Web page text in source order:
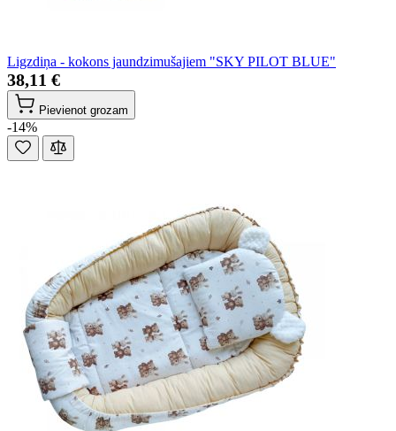
Ligzdiņa - kokons jaundzimušajiem "SKY PILOT BLUE"
38,11 €
Pievienot grozam
-14%